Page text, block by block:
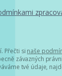
Přečti si naše
závazných
tvé údaje,